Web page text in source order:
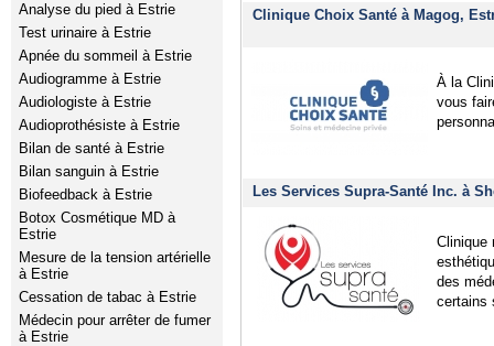
Analyse du pied à Estrie
Test urinaire à Estrie
Apnée du sommeil à Estrie
Audiogramme à Estrie
Audiologiste à Estrie
Audioprothésiste à Estrie
Bilan de santé à Estrie
Bilan sanguin à Estrie
Biofeedback à Estrie
Botox Cosmétique MD à
Estrie
Mesure de la tension artérielle
à Estrie
Cessation de tabac à Estrie
Médecin pour arrêter de fumer
à Estrie
Clinique Choix Santé à Magog,
À la
vous
Les Services Supra-Santé Inc. à
Clinique
des
certains